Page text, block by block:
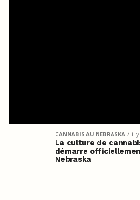
CANNABIS AU NEBRASKA il
La culture de
démarre
Nebraska